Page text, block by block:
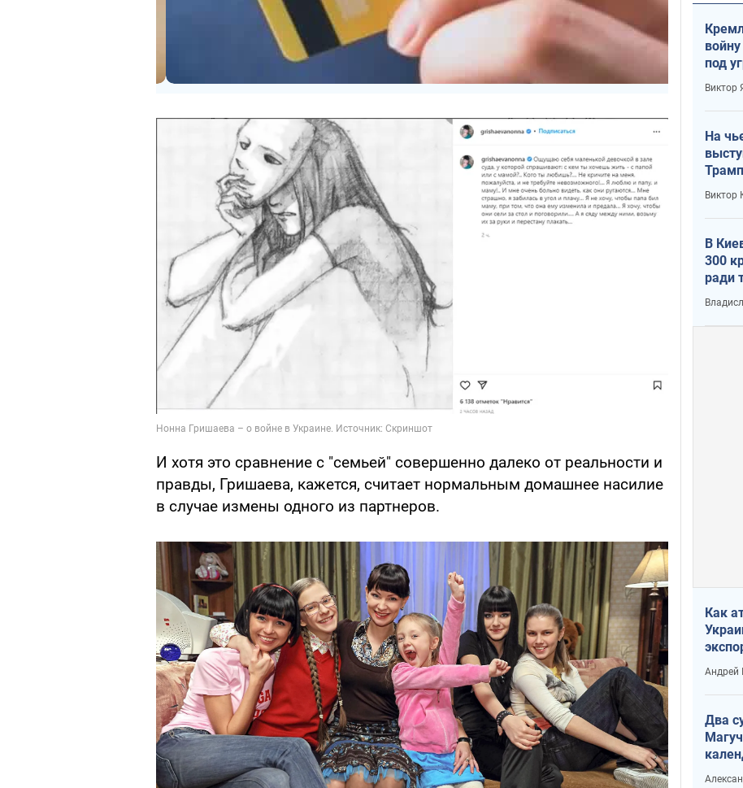
И хотя это сравнение с "семьей" совершенно далеко от реальности и
правды, Гришаева, кажется, считает нормальным домашнее насилие
в случае измены одного из партнеров.
под
Виктор
На
Виктор
В
300
ради
Как
Андрей
Два